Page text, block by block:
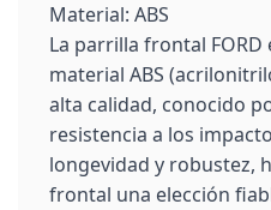
Material: ABS
La parrilla frontal
material ABS
alta calidad, conocido
resistencia a los
longevidad y robustez,
frontal una elección